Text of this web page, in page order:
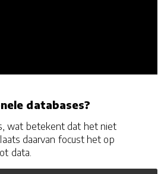
databases?
wat betekent dat het niet
daarvan focust het op
data.